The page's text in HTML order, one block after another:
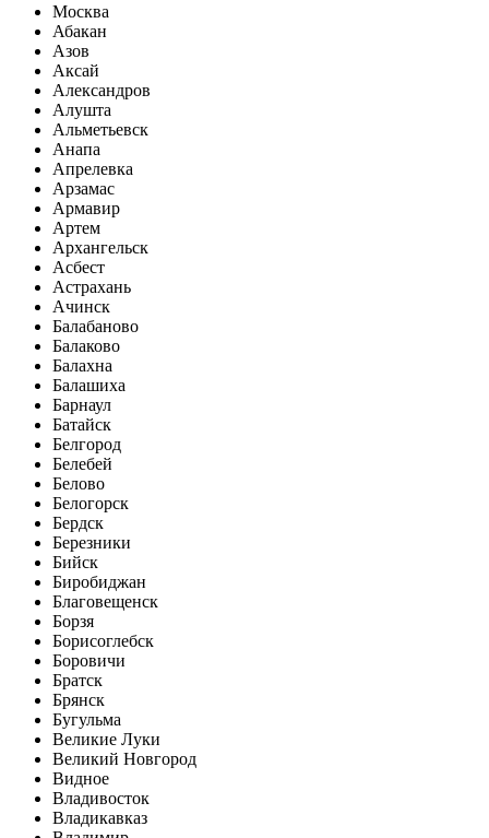
Москва
Абакан
Азов
Аксай
Александров
Алушта
Альметьевск
Анапа
Апрелевка
Арзамас
Армавир
Артем
Архангельск
Асбест
Астрахань
Ачинск
Балабаново
Балаково
Балахна
Балашиха
Барнаул
Батайск
Белгород
Белебей
Белово
Белогорск
Бердск
Березники
Бийск
Биробиджан
Благовещенск
Борзя
Борисоглебск
Боровичи
Братск
Брянск
Бугульма
Великие Луки
Великий Новгород
Видное
Владивосток
Владикавказ